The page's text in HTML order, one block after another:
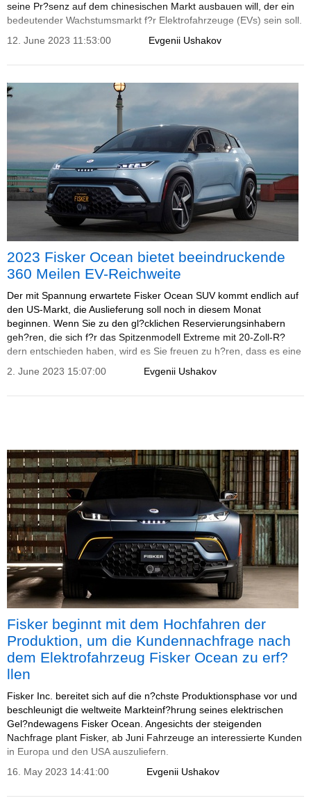
seine Pr?senz auf dem chinesischen Markt ausbauen will, der ein
bedeutender Wachstumsmarkt f?r Elektrofahrzeuge (EVs) sein soll.
Evgenii Ushakov
12. June 2023 11:53:00
2023 Fisker Ocean bietet beeindruckende
360 Meilen EV-Reichweite
Der mit Spannung erwartete Fisker Ocean SUV kommt endlich auf
den US-Markt, die Auslieferung soll noch in diesem Monat
beginnen. Wenn Sie zu den gl?cklichen Reservierungsinhabern
geh?ren, die sich f?r das Spitzenmodell Extreme mit 20-Zoll-R?
dern entschieden haben, wird es Sie freuen zu h?ren, dass es eine
Evgenii Ushakov
2. June 2023 15:07:00
Fisker beginnt mit dem Hochfahren der
Produktion, um die Kundennachfrage nach
dem Elektrofahrzeug Fisker Ocean zu erf?
llen
Fisker Inc. bereitet sich auf die n?chste Produktionsphase vor und
beschleunigt die weltweite Markteinf?hrung seines elektrischen
Gel?ndewagens Fisker Ocean. Angesichts der steigenden
Nachfrage plant Fisker, ab Juni Fahrzeuge an interessierte Kunden
in Europa und den USA auszuliefern.
Evgenii Ushakov
16. May 2023 14:41:00